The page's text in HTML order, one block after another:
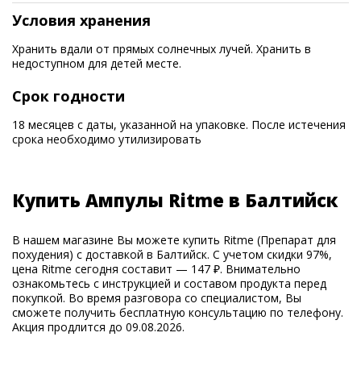
Условия хранения
Хранить вдали от прямых солнечных лучей. Хранить в
недоступном для детей месте.
Срок годности
18 месяцев с даты, указанной на упаковке. После истечения
срока необходимо утилизировать
Купить Ампулы Ritme в Балтийск
В нашем магазине Вы можете купить Ritme (Препарат для
похудения) с доставкой в Балтийск. С учетом скидки 97%,
цена Ritme сегодня составит — 147 ₽. Внимательно
ознакомьтесь с инструкцией и составом продукта перед
покупкой. Во время разговора со специалистом, Вы
сможете получить бесплатную консультацию по телефону.
Акция продлится до 09.08.2026.